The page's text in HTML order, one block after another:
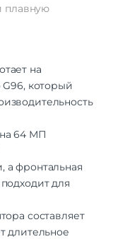
плавную
на
который
64 МП
а фронтальная
для
составляет
длительное